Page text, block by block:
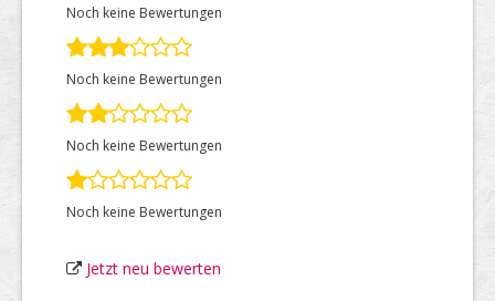
Über uns
Noch keine Bewertungen
Noch keine Bewertungen
Noch keine Bewertungen
Noch keine Bewertungen
Jetzt neu bewerten